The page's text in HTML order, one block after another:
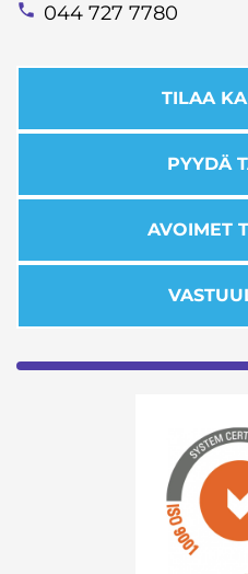
044 727 7780
TILAA
PYYDÄ
AVOIMET